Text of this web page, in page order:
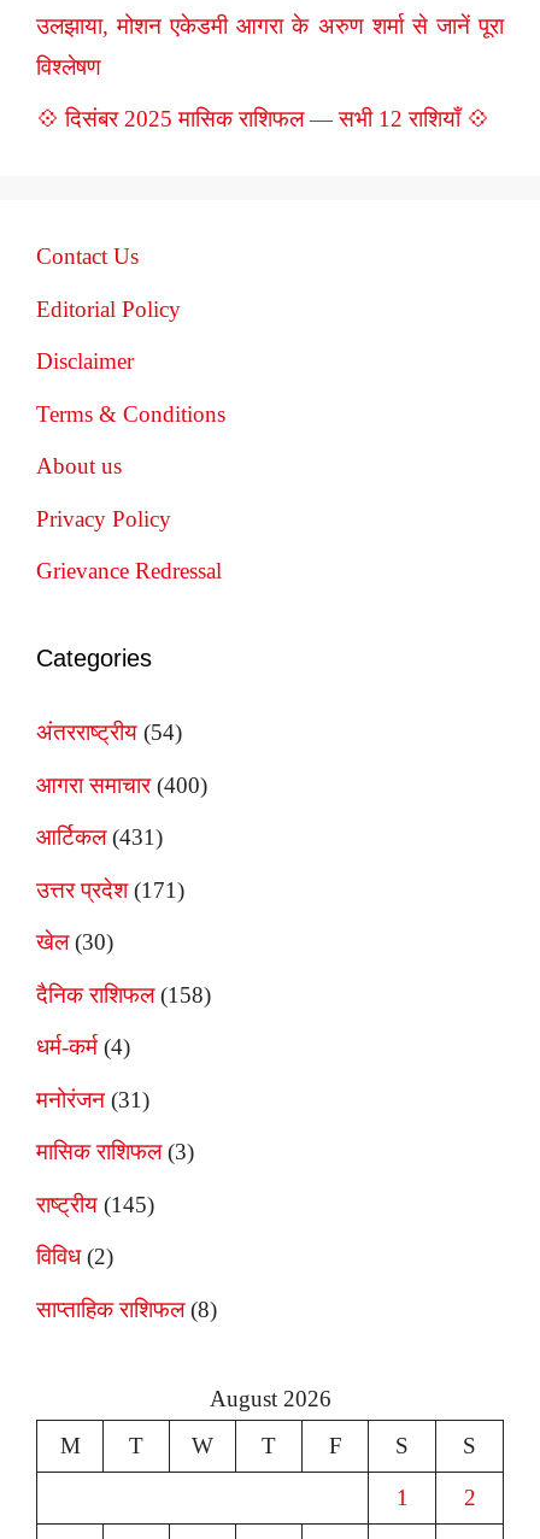
उलझाया, मोशन एकेडमी आगरा के अरुण शर्मा से जानें पूरा
विश्लेषण
💠 दिसंबर 2025 मासिक राशिफल — सभी 12 राशियाँ 💠
Contact Us
Editorial Policy
Disclaimer
Terms & Conditions
About us
Privacy Policy
Grievance Redressal
Categories
अंतरराष्ट्रीय (54)
आगरा समाचार(400)
आर्टिकल(431)
उत्तर प्रदेश(171)
खेल(30)
दैनिक राशिफल(158)
धर्म-कर्म (4)
मनोरंजन (31)
मासिक राशिफल(3)
राष्ट्रीय (145)
विविध(2)
साप्ताहिक राशिफल(8)
August 2026
M
T W T F S S
1 2